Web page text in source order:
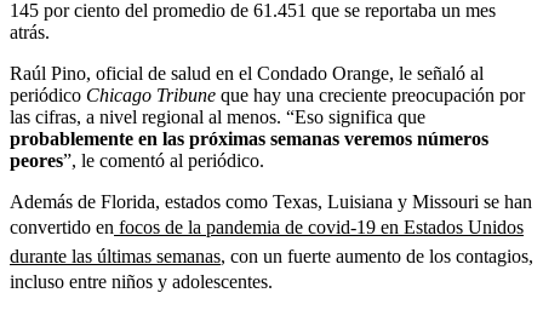
145 por ciento del promedio de 61.451 que se reportaba un mes
atrás.
Raúl Pino, oficial de salud en el Condado Orange, le señaló al
periódico Chicago Tribune que hay una creciente preocupación por
las cifras, a nivel regional al menos. “Eso significa que
probablemente en las próximas semanas veremos números
peores”, le comentó al periódico.
Además de Florida, estados como Texas, Luisiana y Missouri se han
convertido en focos de la pandemia de covid-19 en Estados Unidos
durante las últimas semanas, con un fuerte aumento de los contagios,
incluso entre niños y adolescentes.